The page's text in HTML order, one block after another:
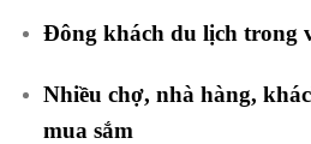
Đông khách du lịch trong
Nhiều chợ, nhà hàng,
mua sắm